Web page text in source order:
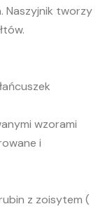
Naszyjnik tworzy
wzorami
i
z zoisytem (